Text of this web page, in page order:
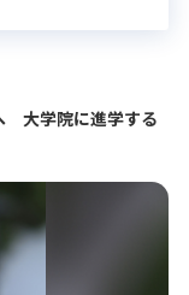
大学院に進学する